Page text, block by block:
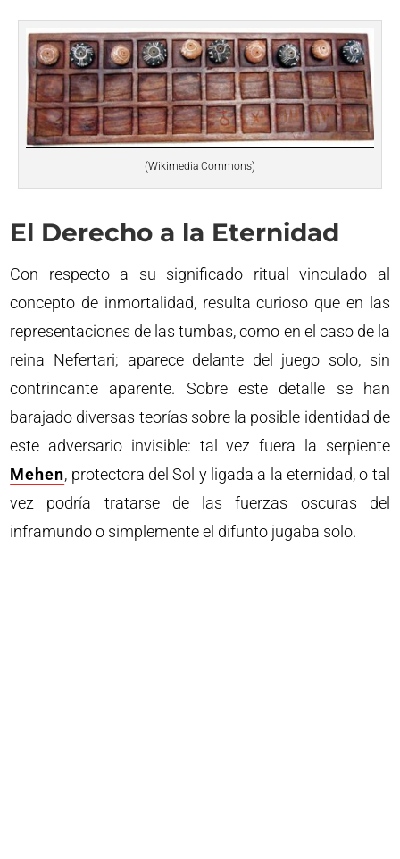
(Wikimedia Commons)
El Derecho a la Eternidad
Con respecto a su significado ritual vinculado al
concepto de inmortalidad, resulta curioso que en las
representaciones de las tumbas, como en el caso de la
reina Nefertari; aparece delante del juego solo, sin
contrincante aparente. Sobre este detalle se han
barajado diversas teorías sobre la posible identidad de
este adversario invisible: tal vez fuera la serpiente
Mehen, protectora del Sol y ligada a la eternidad, o tal
vez podría tratarse de las fuerzas oscuras del
inframundo o simplemente el difunto jugaba solo.